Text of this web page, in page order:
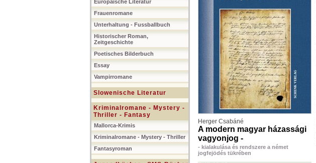
Europäische Literatur
Frauenromane
Unterhaltung - Fussballbuch
Historischer Roman,
Zeitgeschichte
Poetisches Bilderbuch
Essay
Vampirromane
Slowenische Literatur
Kriminalromane - Mystery -
Thriller - Fantasy
Mallorca-Krimis
Kriminalromane - Mystery - Thriller
Fantasyroman
Herger Csabáné
A modern magyar házassági
vagyonjog -
- kialakulása és rendszere a német
jogfejödés tükrében